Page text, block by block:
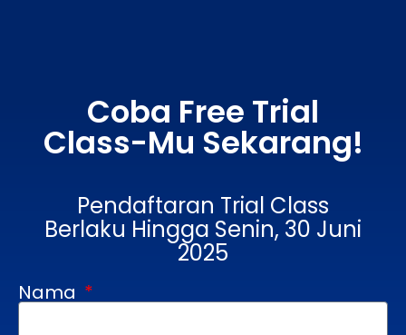
Coba Free Trial
Class-Mu Sekarang!
Pendaftaran Trial Class
Berlaku Hingga Senin, 30 Juni
2025
Nama